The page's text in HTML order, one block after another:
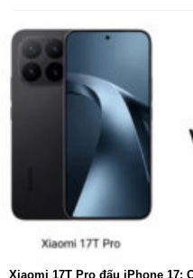
Xiaomi 17T Pro đấu iPhone